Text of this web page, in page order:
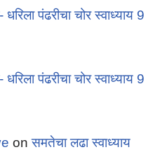
धरिला पंढरीचा चोर स्वाध्याय 9
धरिला पंढरीचा चोर स्वाध्याय 9
onसमतेचा लढा स्वाध्याय